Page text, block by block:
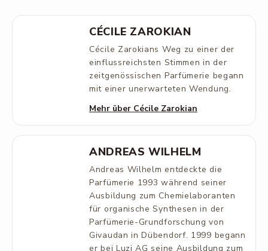
CÉCILE ZAROKIAN
Cécile Zarokians Weg zu einer der
einflussreichsten Stimmen in der
zeitgenössischen Parfümerie begann
mit einer unerwarteten Wendung.
Mehr über Cécile Zarokian
ANDREAS WILHELM
Andreas Wilhelm entdeckte die
Parfümerie 1993 während seiner
Ausbildung zum Chemielaboranten
für organische Synthesen in der
Parfümerie-Grundforschung von
Givaudan in Dübendorf. 1999 begann
er bei Luzi AG seine Ausbildung zum